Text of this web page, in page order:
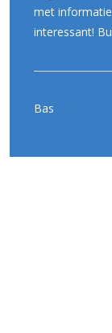
met
interessant!
schattig om te
Bas